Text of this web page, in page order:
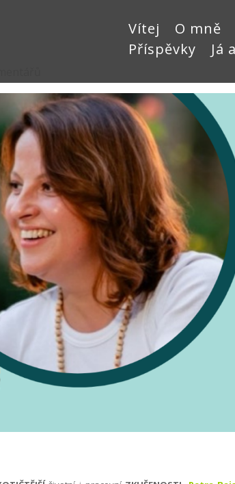
Vítej O mně
Příspěvky
Já